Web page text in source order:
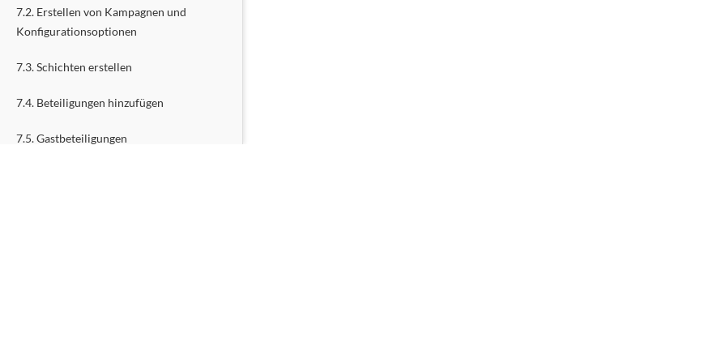
7.2. Erstellen von Kampagnen und
Konfigurationsoptionen
7.3. Schichten erstellen
7.4. Beteiligungen hinzufügen
7.5. Gastbeteiligungen